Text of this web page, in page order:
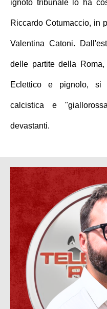
ignoto tribunale lo ha
Riccardo Cotumaccio, in
Valentina Catoni.
delle partite della
Eclettico e pignolo, si
calcistica e
devastanti.